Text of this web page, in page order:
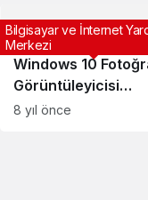
Windows 10
Görüntüleyicisi
Sorunu ve Çözümü
Bilgisayar ve İnternet
Merkezi
8 yıl önce